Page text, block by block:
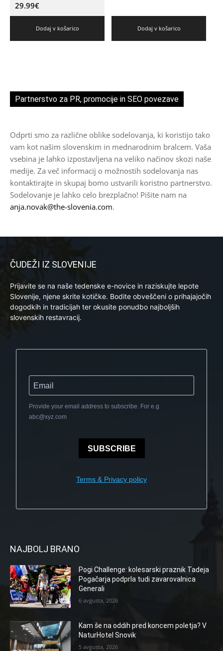
29.99€
Dodaj v košarico Dodaj v košarico
Partnerstvo za PR, promocije in SEO povezave
Odprti smo za različne oblike sodelovanja, ki koristijo tako
vam kot našim slovenskim in mednarodnim bralcem. Vaša
vsebina je lahko izpostavljena na veliko načinov skozi naše
medije. Za več informacij o možnostih sodelovanja nas
kontaktirajte in skupaj bomo ustvarili koristno partnerstvo.
Sodelovanje je lahko celo brezplačno! Pišite nam na
anja.novak@the-slovenia.com.
ČUDEŽI IZ SLOVENIJE
Prijavite se na naše tedenske e-novice in raziskujte lepote
Slovenije, njene skrite kotičke. Bodite obveščeni o prihajajočih
dogodkih in tradicijah ter okusite ponudbo najboljših
slovenskih restavracij.
Provide your email address to subscribe. For e.g
abc@xyz.com
SUBSCRIBE
Terms & Privacy policy
NAJBOLJ BRANO
Pogi Challenge: kolesarski praznik Tadeja
Pogačarja podprla tudi zavarovalnica
Generali
6 avgusta, 2026
Kam še na oddih pred koncem poletja? V
NaturHotel Snovik
5 avgusta, 2026